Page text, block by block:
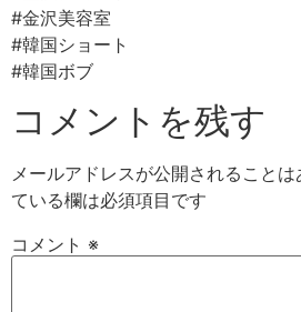
#金沢美容室⠀
#韓国ショート
#韓国ボブ
コメントを残す
メールアドレスが公開されることは
ている欄は必須項目です
コメント ※